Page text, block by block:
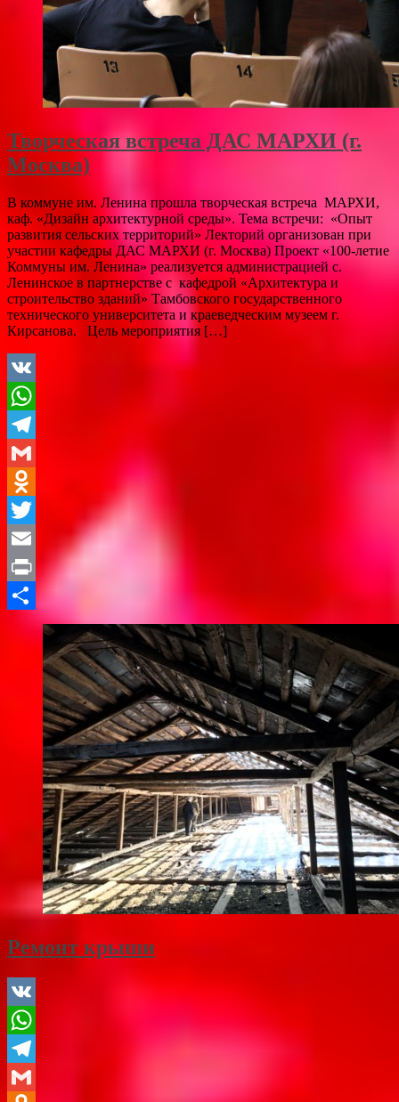
Творческая встреча ДАС МАРХИ (г.
Москва)
В коммуне им. Ленина прошла творческая встреча МАРХИ,
каф. «Дизайн архитектурной среды». Тема встречи: «Опыт
развития сельских территорий» Лекторий организован при
участии кафедры ДАС МАРХИ (г. Москва) Проект «100-летие
Коммуны им. Ленина» реализуется администрацией с.
Ленинское в партнерстве с кафедрой «Архитектура и
строительство зданий» Тамбовского государственного
технического университета и краеведческим музеем г.
Кирсанова. Цель мероприятия […]
VK
WhatsApp
Telegram
Gmail
Odnoklassniki
Twitter
Email
Print
Отправить
Ремонт крыши
VK
WhatsApp
Telegram